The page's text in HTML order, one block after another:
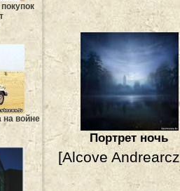
на войне
Портрет ночь
[Alcove